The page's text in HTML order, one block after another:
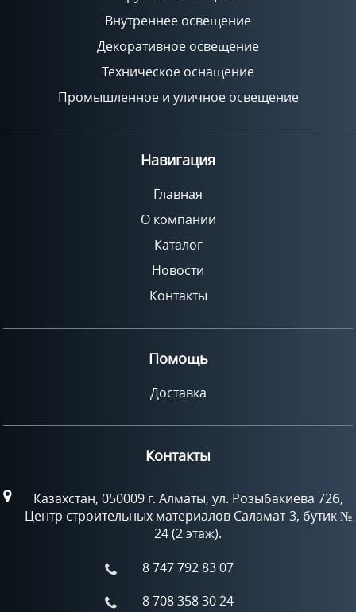
Внутреннее освещение
Декоративное освещение
Техническое оснащение
Промышленное и уличное освещение
Навигация
Главная
О компании
Каталог
Новости
Контакты
Помощь
Доставка
Контакты
Казахстан, 050009 г. Алматы, ул. Розыбакиева 72б,
Центр строительных материалов Саламат-3, бутик №
24 (2 этаж).
8 747 792 83 07
8 708 358 30 24